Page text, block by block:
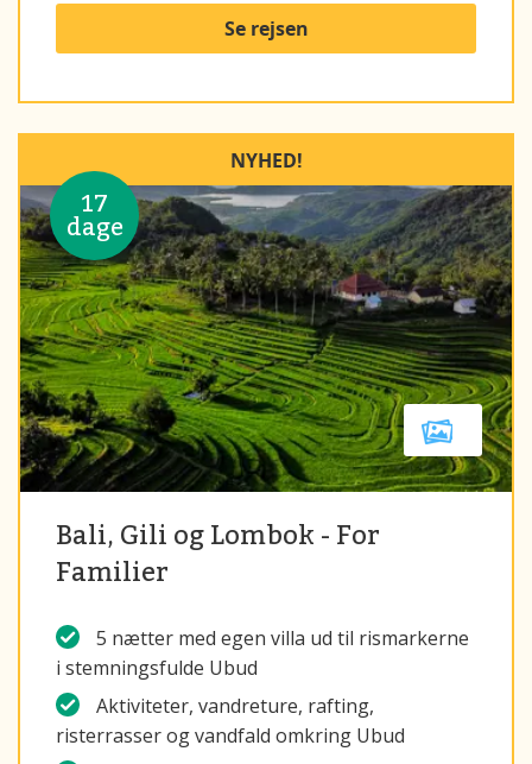
Se rejsen
17
dage
NYHED!
Bali, Gili og Lombok - For
Familier
5 nætter med egen villa ud til rismarkerne
i stemningsfulde Ubud
Aktiviteter, vandreture, rafting,
risterrasser og vandfald omkring Ubud